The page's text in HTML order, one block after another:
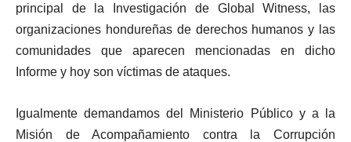
principal de la Investigación de Global Witness, las
organizaciones hondureñas de derechos humanos y las
comunidades que aparecen mencionadas en dicho
Informe y hoy son víctimas de ataques.
Igualmente demandamos del Ministerio Público y a la
Misión de Acompañamiento contra la Corrupción